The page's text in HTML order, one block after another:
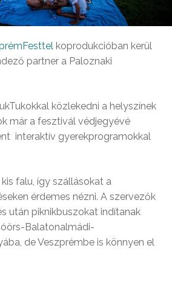
koprodukcióban kerül
partner a Paloznaki
közlekedni a helyszínek
már a fesztivál védjegyévé
interaktív gyerekprogramokkal
falu, így szállásokat a
érdemes nézni. A szervezők
után piknikbuszokat indítanak
Balatonalmádi-
de Veszprémbe is könnyen el